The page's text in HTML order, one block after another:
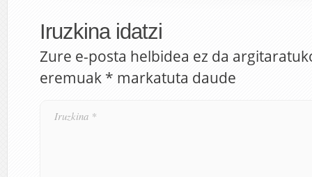
Iruzkina idatzi
Zure e-posta helbidea ez da
eremuak * markatuta daude